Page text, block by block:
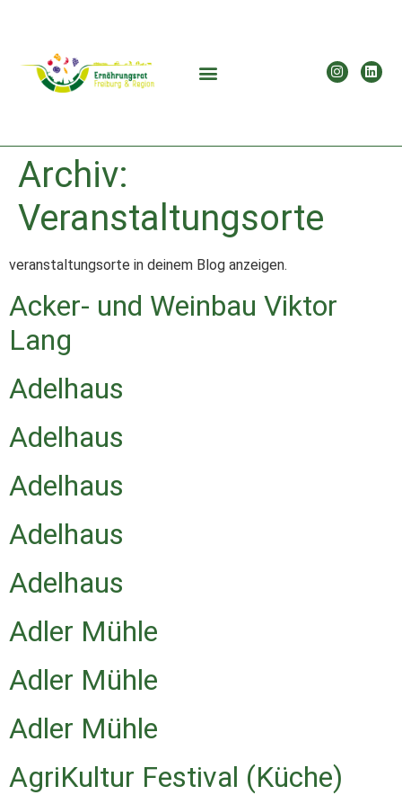
Archiv:
Veranstaltungsorte
veranstaltungsorte in deinem Blog anzeigen.
Acker- und Weinbau Viktor
Lang
Adelhaus
Adelhaus
Adelhaus
Adelhaus
Adelhaus
Adler Mühle
Adler Mühle
Adler Mühle
AgriKultur Festival (Küche)